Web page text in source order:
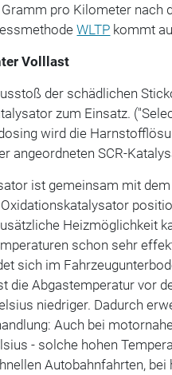
pro Kilometer nach
WLTP kommt
Volllast
der schädlichen
zum Einsatz.
wird die
angeordneten SCR-
ist gemeinsam mit
Heizmöglichkeit
schon sehr
sich im
die Abgastemperatur vor
niedriger. Dadurch
Auch bei
- solche hohen
Autobahnfahrten, bei